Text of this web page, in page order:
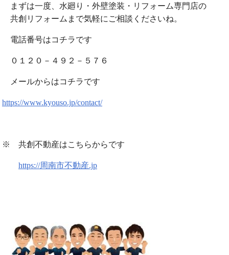
まずは一度、水廻り・外壁塗装・リフォーム専門店の
共創リフォームまで気軽にご相談くださいね。
電話番号はコチラです
０１２０－４９２－５７６
メールからはコチラです
https://www.kyouso.jp/contact/
※ 共創不動産はこちらからです
https://周南市不動産.jp